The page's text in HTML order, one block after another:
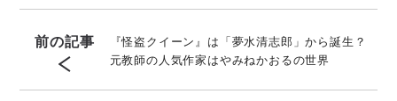
前の記事
『怪盗クイーン』は「夢水清志郎」から誕生？
元教師の人気作家はやみねかおるの世界